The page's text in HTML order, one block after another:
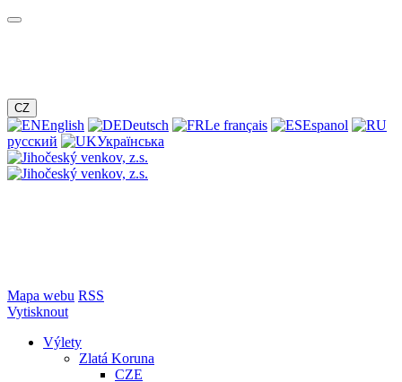
CZ
English Deutsch Le français
Espanol
русский
Українська
Mapa webu RSS
Vytisknout
Výlety
Zlatá Koruna
CZE